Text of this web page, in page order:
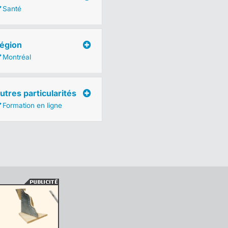
Santé
Montréal
particularités
Formation en ligne